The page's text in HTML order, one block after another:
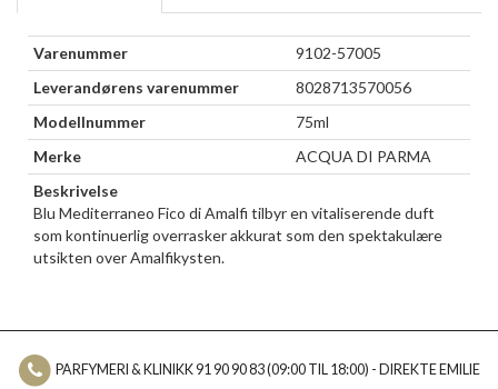
Varenummer
9102-57005
Leverandørens varenummer
8028713570056
Modellnummer
75ml
Merke
ACQUA DI PARMA
Beskrivelse
Blu Mediterraneo Fico di Amalfi tilbyr en vitaliserende duft
som kontinuerlig overrasker akkurat som den spektakulære
utsikten over Amalfikysten.
PARFYMERI & KLINIKK 91 90 90 83 (09:00 TIL 18:00) - DIREKTE EMILIE